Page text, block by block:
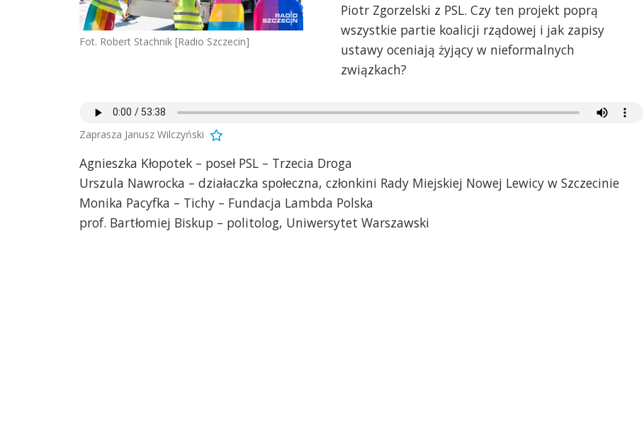
Fot. Robert Stachnik [Radio Szczecin]
Piotr Zgorzelski z PSL. Czy ten projekt poprą
wszystkie partie koalicji rządowej i jak zapisy
ustawy oceniają żyjący w nieformalnych
związkach?
Zaprasza Janusz Wilczyński
Agnieszka Kłopotek – poseł PSL – Trzecia Droga
Urszula Nawrocka – działaczka społeczna, członkini Rady Miejskiej Nowej Lewicy w Szczecinie
Monika Pacyfka – Tichy – Fundacja Lambda Polska
prof. Bartłomiej Biskup – politolog, Uniwersytet Warszawski